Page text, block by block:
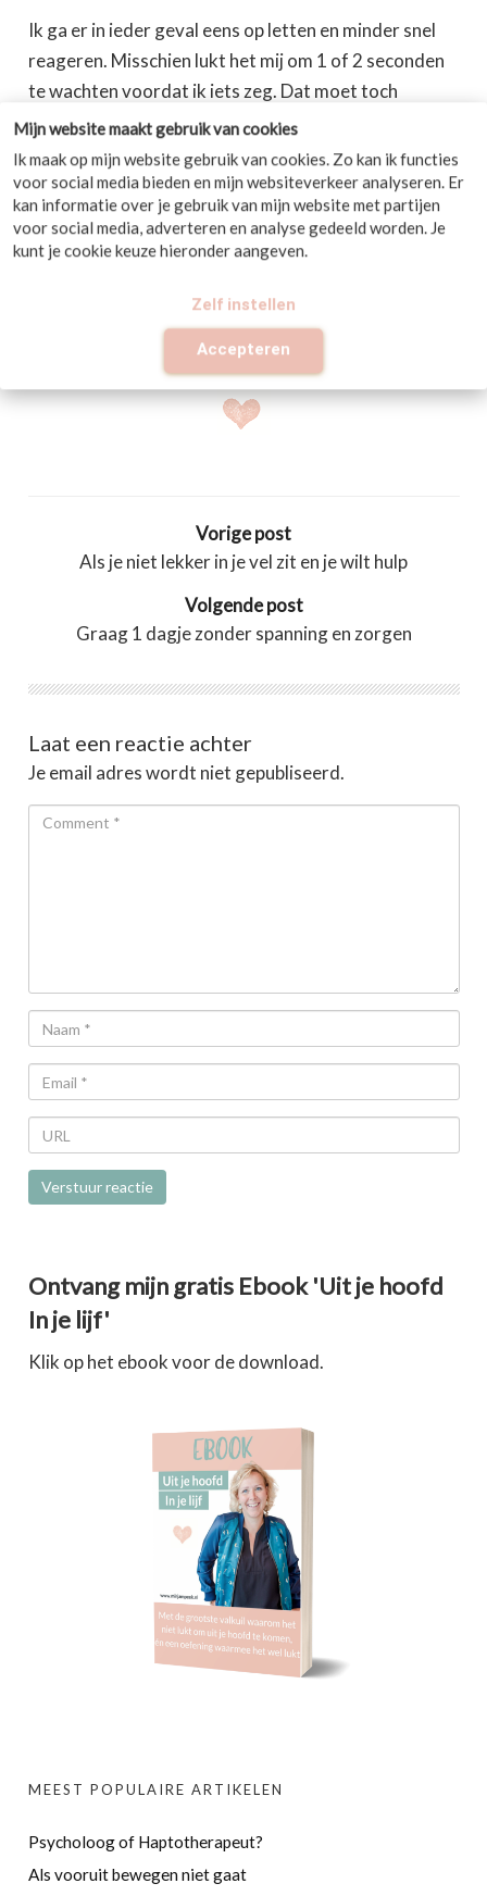
Mijn website maakt gebruik van cookies
Ik maak op mijn website gebruik van cookies. Zo kan ik functies
voor social media bieden en mijn websiteverkeer analyseren. Er
kan informatie over je gebruik van mijn website met partijen
voor social media, adverteren en analyse gedeeld worden. Je
kunt je cookie keuze hieronder aangeven.
Zelf instellen
Accepteren
Ik ga er in ieder geval eens op letten en minder snel
reageren. Misschien lukt het mij om 1 of 2 seconden
te wachten voordat ik iets zeg. Dat moet toch
lukken?
Want als ik wat wil veranderen, moet ik ook wat
anders gaan doen toch?
Ik ben benieuwd naar jouw bosmannetjes en jouw
Laat je het mij hieronder weten?
Vorige post
Als je niet lekker in je vel zit en je wilt hulp
Volgende post
Graag 1 dagje zonder spanning en zorgen
Laat een reactie achter
Je email adres wordt niet gepubliseerd.
Ontvang mijn gratis Ebook 'Uit je hoofd
In je lijf'
Klik op het ebook voor de download.
MEEST POPULAIRE ARTIKELEN
Psycholoog of Haptotherapeut?
Als vooruit bewegen niet gaat